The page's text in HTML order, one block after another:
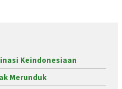
Keindonesiaan
Merunduk